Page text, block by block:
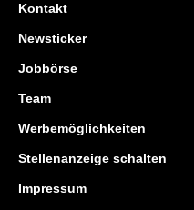
Kontakt
Newsticker
Jobbörse
Team
Werbemöglichkeiten
Stellenanzeige schalten
Impressum